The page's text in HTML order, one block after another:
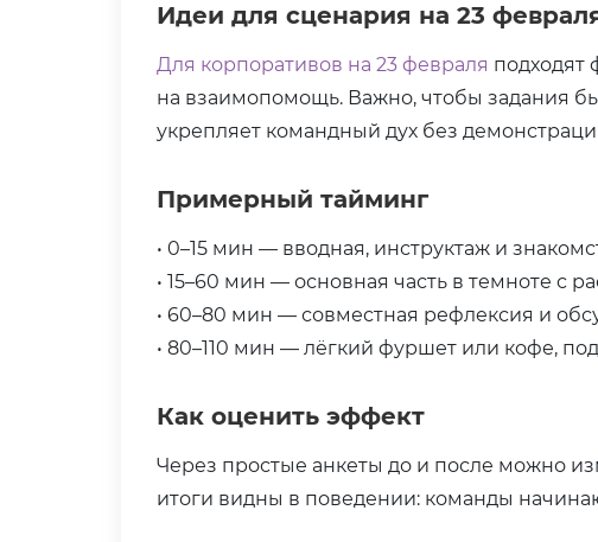
Идеи для сценария на 23
Для корпоративов на 23 февраля подходят
на взаимопомощь. Важно, чтобы задания
укрепляет командный дух без
Примерный тайминг
• 0–15 мин — вводная, инструктаж и
• 15–60 мин — основная часть в темноте с
• 60–80 мин — совместная рефлексия и
• 80–110 мин — лёгкий фуршет или кофе,
Как оценить эффект
Через простые анкеты до и после можно
итоги видны в поведении: команды